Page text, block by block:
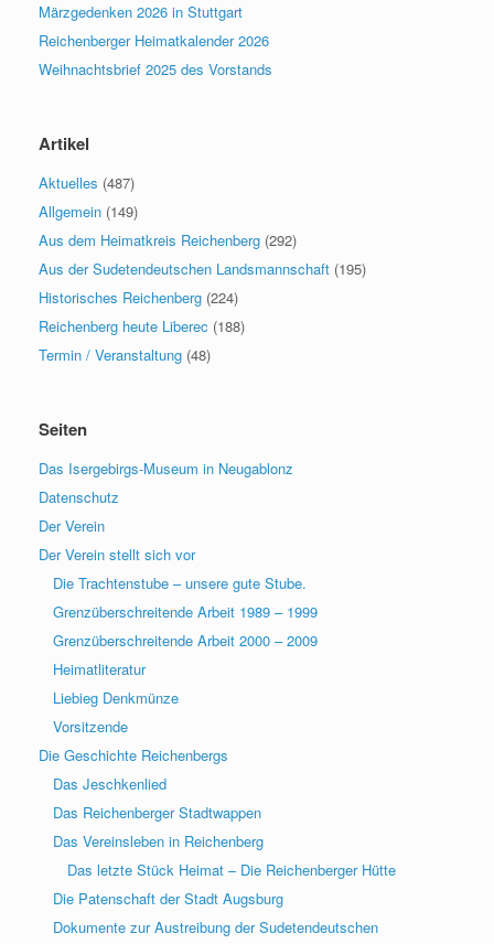
Märzgedenken 2026 in Stuttgart
Reichenberger Heimatkalender 2026
Weihnachtsbrief 2025 des Vorstands
Artikel
Aktuelles (487)
Allgemein (149)
Aus dem Heimatkreis Reichenberg (292)
Aus der Sudetendeutschen Landsmannschaft (195)
Historisches Reichenberg (224)
Reichenberg heute Liberec (188)
Termin / Veranstaltung (48)
Seiten
Das Isergebirgs-Museum in Neugablonz
Datenschutz
Der Verein
Der Verein stellt sich vor
Die Trachtenstube – unsere gute Stube.
Grenzüberschreitende Arbeit 1989 – 1999
Grenzüberschreitende Arbeit 2000 – 2009
Heimatliteratur
Liebieg Denkmünze
Vorsitzende
Die Geschichte Reichenbergs
Das Jeschkenlied
Das Reichenberger Stadtwappen
Das Vereinsleben in Reichenberg
Das letzte Stück Heimat – Die Reichenberger Hütte
Die Patenschaft der Stadt Augsburg
Dokumente zur Austreibung der Sudetendeutschen